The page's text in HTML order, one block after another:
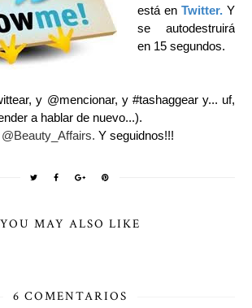
está enTwitter. Y
se autodestruirá
en 15 segundos.
y @mencionar, y #tashaggear y... uf,
a hablar de nuevo...).
@Beauty_Affairs. Y seguidnos!!!
YOU MAY ALSO LIKE
6 COMENTARIOS